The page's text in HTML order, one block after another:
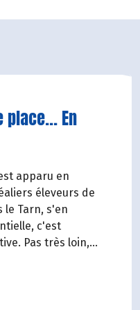
place... En
apparu en
éleveurs de
le Tarn, s'en
c'est
Pas très loin,